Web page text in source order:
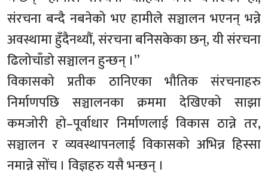
संरचना बन्दै नबनेको भए हामीले सञ्चालन भएनन् भन्ने
अवस्थामा हुँदैनथ्यौं, संरचना बनिसकेका छन्, यी संरचना
ढिलोचाँडो सञ्चालन हुन्छन् ।”
विकासको प्रतीक ठानिएका भौतिक संरचनाहरु
निर्माणपछि सञ्चालनका क्रममा देखिएको साझा
कमजोरी हो–पूर्वाधार निर्माणलाई विकास ठान्ने तर,
सञ्चालन र व्यवस्थापनलाई विकासको अभिन्न हिस्सा
नमान्ने सोंच । विज्ञहरु यसै भन्छन् ।